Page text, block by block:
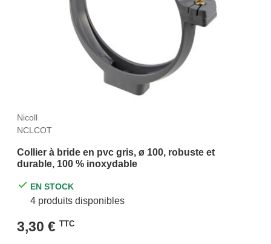
Nicoll
NCLCOT
Collier à bride en pvc gris, ø 100, robuste et
durable, 100 % inoxydable
EN STOCK
4 produits disponibles
3,30 € TTC